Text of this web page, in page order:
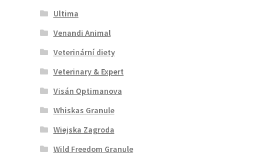
Ultima
Venandi Animal
Veterinární diety
Veterinary & Expert
Visán Optimanova
Whiskas Granule
Wiejska Zagroda
Wild Freedom Granule